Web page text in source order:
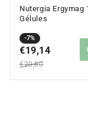
:Nutergia Ergymag
Gélules
-7%
Prix
en
€19,14
Prix
régulier
€20,80